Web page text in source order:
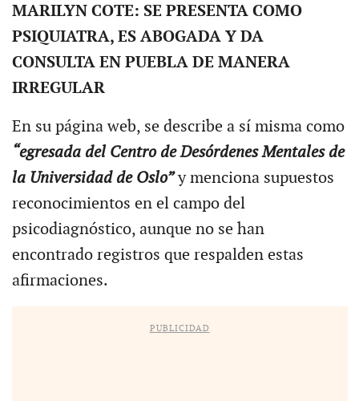
MARILYN COTE: SE PRESENTA COMO
PSIQUIATRA, ES ABOGADA Y DA
CONSULTA EN PUEBLA DE MANERA
IRREGULAR
En su página web, se describe a sí misma como
“egresada del Centro de Desórdenes Mentales de
la Universidad de Oslo”y menciona supuestos
reconocimientos en el campo del
psicodiagnóstico, aunque no se han
encontrado registros que respalden estas
afirmaciones.
PUBLICIDAD